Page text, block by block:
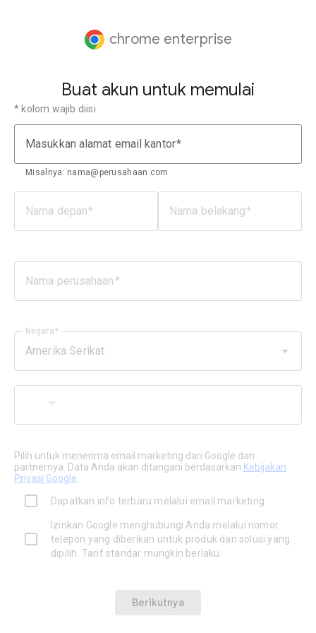
chrome enterprise
Buat akun untuk memulai
* kolom wajib diisi
Masukkan alamat email kantor
Misalnya: nama@perusahaan.com
Nama depan Nama belakang
Nama perusahaan
Negara
Amerika Serikat
Pilih untuk menerima email marketing dari Google dan
partnernya. Data Anda akan ditangani berdasarkan Kebijakan
Privasi Google
Dapatkan info terbaru melalui email marketing
Izinkan Google menghubungi Anda melalui nomor
telepon yang diberikan untuk produk dan solusi yang
dipilih. Tarif standar mungkin berlaku.
Berikutnya